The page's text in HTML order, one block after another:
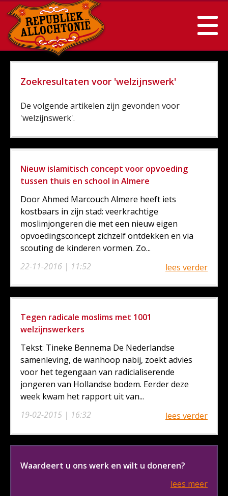
Zoekresultaten voor 'welzijnswerk'
De volgende artikelen zijn gevonden voor
'welzijnswerk'.
Nieuw islamitisch concept voor opvoeding
tussen thuis en school in Almere
22-11-2016 | 11:52
Door Ahmed Marcouch Almere heeft iets
kostbaars in zijn stad: veerkrachtige
moslimjongeren die met een nieuw eigen
opvoedingsconcept zichzelf ontdekken en via
scouting de kinderen vormen. Zo...
lees verder
Tegen radicale moslims met 1001
welzijnswerkers
19-02-2015 | 16:32
Tekst: Tineke Bennema De Nederlandse
samenleving, de wanhoop nabij, zoekt advies
voor het tegengaan van radicialiserende
jongeren van Hollandse bodem. Eerder deze
week kwam het rapport uit van...
lees verder
Waardeert u ons werk en wilt u doneren?
lees meer